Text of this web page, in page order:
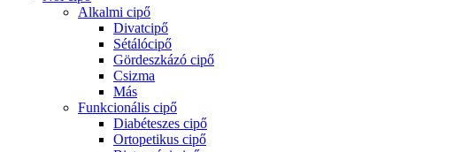
Alkalmi cipő
Divatcipő
Sétálócipő
Gördeszkázó cipő
Csizma
Más
Funkcionális cipő
Diabéteszes cipő
Ortopetikus cipő